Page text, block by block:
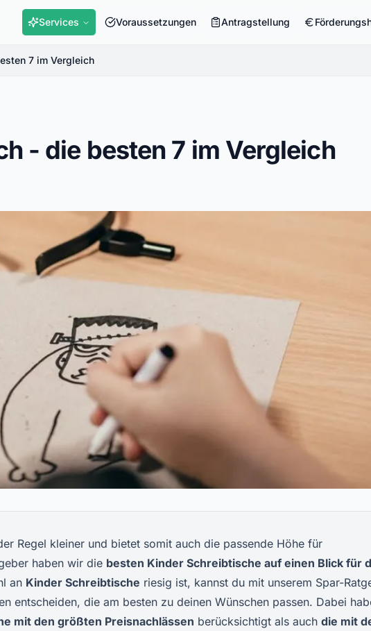
Services Voraussetzungen Antragstellung
7 im Vergleich
- die besten 7 im Vergleich
Regel kleiner und bietet somit auch die passende Höhe für
haben wir die besten Kinder Schreibtische auf einen Blick für
an Kinder Schreibtische riesig ist, kannst du mit unserem Spar-
entscheiden, die am besten zu deinen Wünschen passen. Dabei
mit den größten Preisnachlässen berücksichtigt als auch die mit